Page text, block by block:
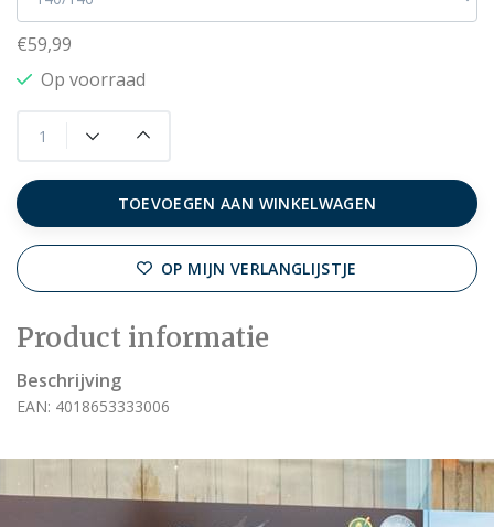
€59,99
Op voorraad
TOEVOEGEN AAN WINKELWAGEN
OP MIJN VERLANGLIJSTJE
Product informatie
Beschrijving
EAN: 4018653333006